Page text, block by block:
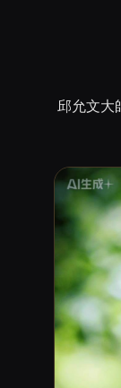
邱允文大